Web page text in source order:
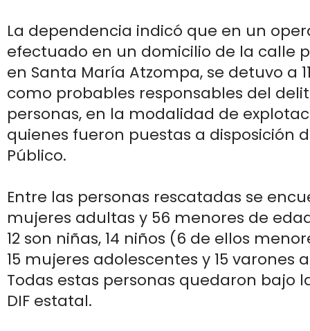
La dependencia indicó que en un
efectuado en un domicilio de la calle
en Santa María Atzompa, se detuvo a
como probables responsables del
personas, en la modalidad de
quienes fueron puestas a disposición
Público.
Entre las personas rescatadas se
mujeres adultas y 56 menores de
12 son niñas, 14 niños (6 de ellos
15 mujeres adolescentes y 15 varones
Todas estas personas quedaron bajo
DIF estatal.